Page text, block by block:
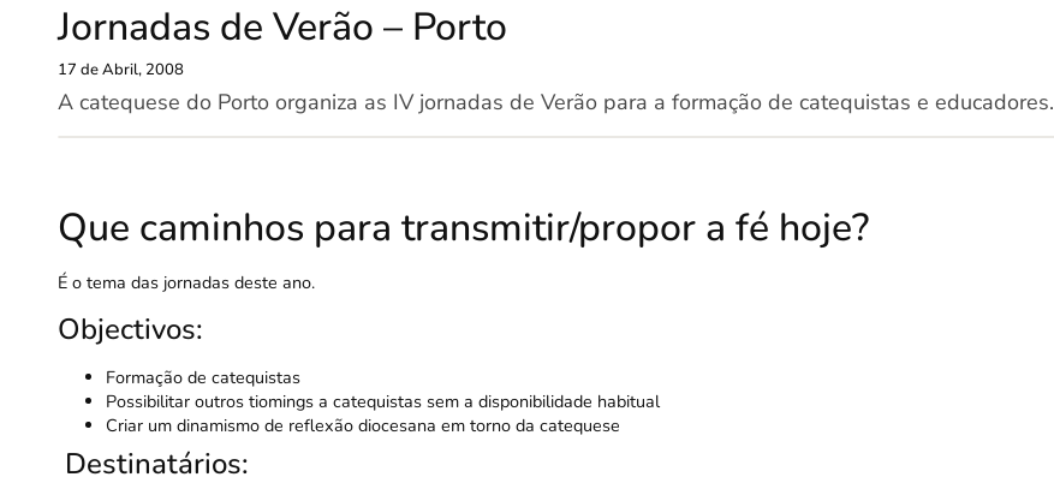
Jornadas de Verão – Porto
17 de Abril, 2008
A catequese do Porto organiza as IV jornadas de Verão para a formação de catequistas e educadores.
Que caminhos para transmitir/propor a fé hoje?
É o tema das jornadas deste ano.
Objectivos:
Formação de catequistas
Possibilitar outros tiomings a catequistas sem a disponibilidade habitual
Criar um dinamismo de reflexão diocesana em torno da catequese
Destinatários: